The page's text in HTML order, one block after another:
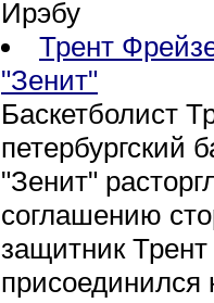
Ирэбу
Трент
"Зенит"
Баскетболист
петербургский
"Зенит"
соглашению
защитник
присоединился